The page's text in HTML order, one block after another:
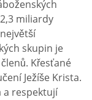
miliardy
skupin je
Křesťané
Ježíše Krista.
a respektují